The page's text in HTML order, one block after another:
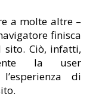
a molte altre –
finisca
sito. Ciò, infatti,
la user
di